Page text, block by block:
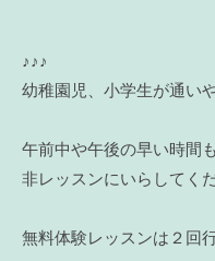
♪♪♪
幼稚園児、小学生が通い
午前中や午後の早い時間
非レッスンにいらしてく
無料体験レッスンは２回